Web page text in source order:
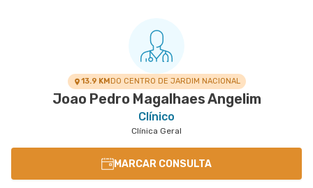
13.9 KMDO CENTRO DE JARDIM NACIONAL
Joao Pedro Magalhaes Angelim
Clínico
Clínica Geral
MARCAR CONSULTA